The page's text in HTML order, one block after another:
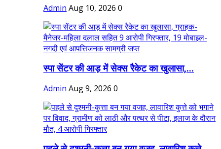
Admin Aug 10, 2026 0
स्पा सेंटर की आड़ में सेक्स रैकेट का खुलासा,...
Admin Aug 9, 2026 0